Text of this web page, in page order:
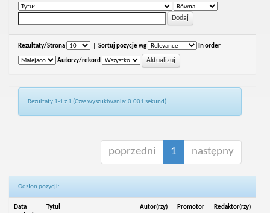
Rezultaty/Strona Sortuj pozycje wg In order
Autorzy/rekord
Rezultaty 1-1 z 1 (Czas wyszukiwania: 0.001 sekund).
poprzedni 1 następny
Odsłon pozycji:
Data Tytuł Autor(rzy) Promotor Redaktor(rzy)